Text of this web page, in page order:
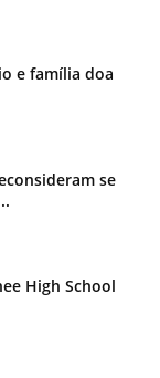
e família doa
se
High School